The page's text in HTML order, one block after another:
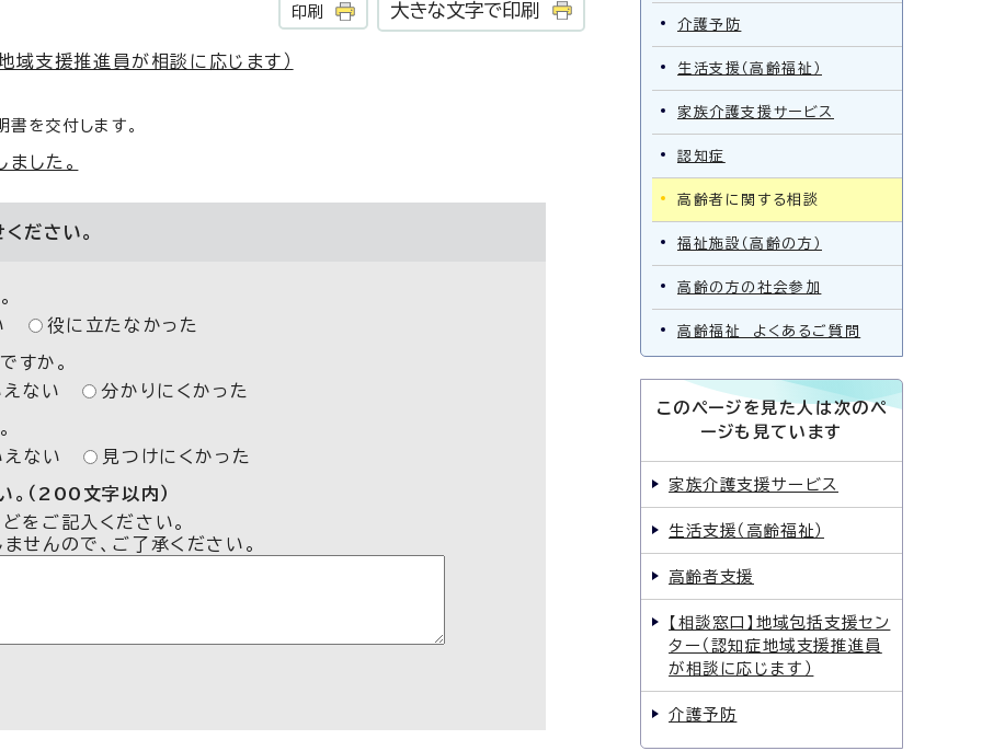
印刷 大きな文字で印刷
域支援推進員が相談に応じます）
を交付します。
した。
ださい。
役に立たなかった
すか。
ない
分かりにくかった
えない
見つけにくかった
。（200文字以内）
をご記入ください。
せんので、ご了承ください。
介護予防
生活支援（高齢福祉）
家族介護支援サービス
認知症
高齢者に関する相談
福祉施設（高齢の方）
高齢の方の社会参加
高齢福祉 よくあるご質問
このページを見た人は次のペ
ージも見ています
家族介護支援サービス
生活支援（高齢福祉）
高齢者支援
【相談窓口】地域包括支援セン
ター（認知症地域支援推進員
が相談に応じます）
介護予防